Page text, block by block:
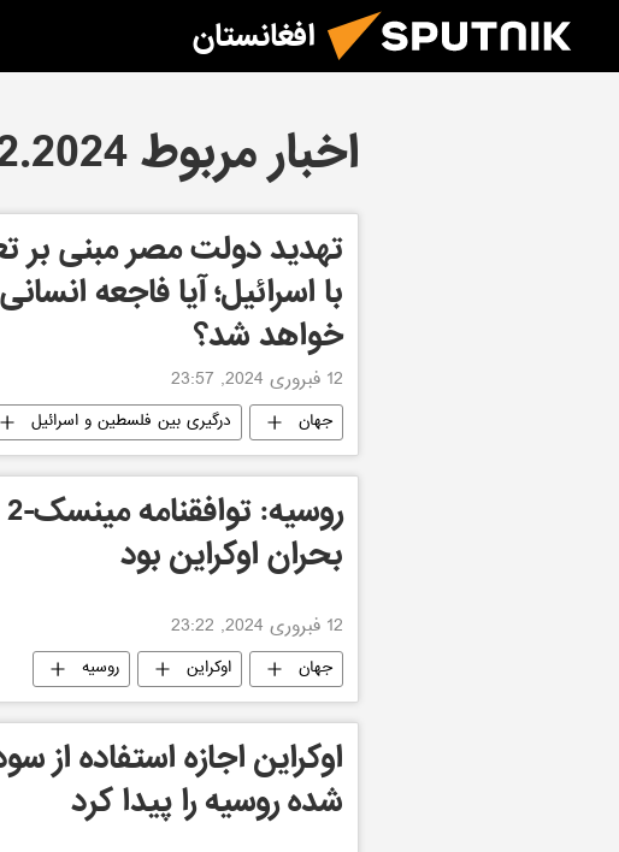
افغانستان
اخبار مربوط 12.02.2024
تهدید دولت مصر مبنی بر
با اسرائیل؛ آیا فاجعه
خواهد شد؟
12 فبروری 2024, 23:57
جهان درگیری بین فلسطین و اسرائیل
بحران اوکراین بود
12 فبروری 2024, 23:22
جهان اوکراین روسیه
اوکراین اجازه استفاده از
شده روسیه را پیدا کرد